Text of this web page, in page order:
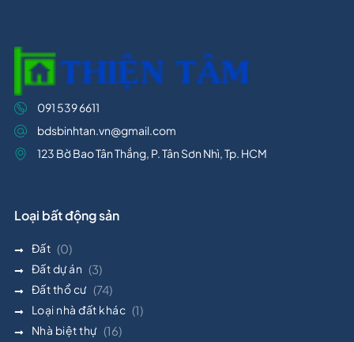
091 539 6611
bdsbinhtan.vn@gmail.com
123 Bờ Bao Tân Thắng, P. Tân Sơn Nhì, Tp. HCM
Loại bất động sản
Đất (0)
Đất dự án (3)
Đất thổ cư (74)
Loại nhà đất khác (1)
Nhà biệt thự (16)